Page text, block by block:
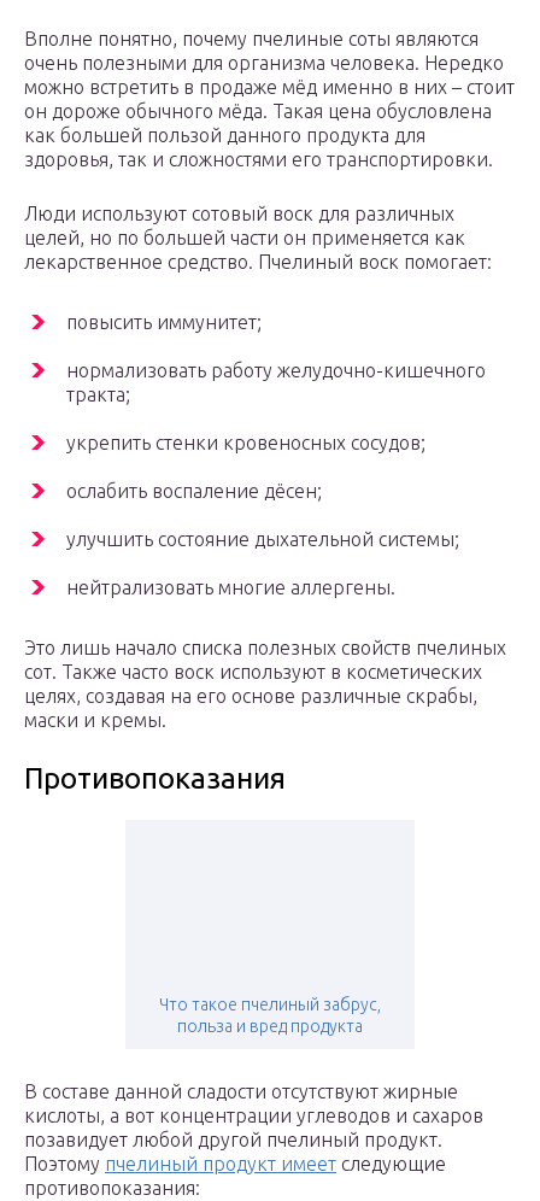
Вполне понятно, почему пчелиные соты являются
очень полезными для организма человека. Нередко
можно встретить в продаже мёд именно в них – стоит
он дороже обычного мёда. Такая цена обусловлена
как большей пользой данного продукта для
здоровья, так и сложностями его транспортировки.
Люди используют сотовый воск для различных
целей, но по большей части он применяется как
лекарственное средство. Пчелиный воск помогает:
повысить иммунитет;
нормализовать работу желудочно-кишечного
тракта;
укрепить стенки кровеносных сосудов;
ослабить воспаление дёсен;
улучшить состояние дыхательной системы;
нейтрализовать многие аллергены.
Это лишь начало списка полезных свойств пчелиных
сот. Также часто воск используют в косметических
целях, создавая на его основе различные скрабы,
маски и кремы.
Противопоказания
Что такое пчелиный забрус,
польза и вред продукта
В составе данной сладости отсутствуют жирные
кислоты, а вот концентрации углеводов и сахаров
позавидует любой другой пчелиный продукт.
Поэтому пчелиный продукт имеет следующие
противопоказания: